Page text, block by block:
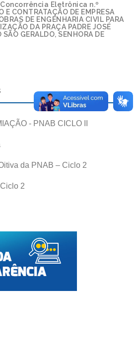
Eletrônica n.º
CONTRATAÇÃO DE EMPRESA
DE ENGENHARIA CIVIL PARA
DA PRAÇA PADRE JOSÉ
SÃO GERALDO, SENHORA DE